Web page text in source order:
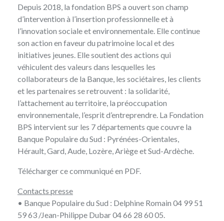
Depuis 2018, la fondation BPS a ouvert son champ
d’intervention à l’insertion professionnelle et à
l’innovation sociale et environnementale. Elle continue
son action en faveur du patrimoine local et des
initiatives jeunes. Elle soutient des actions qui
véhiculent des valeurs dans lesquelles les
collaborateurs de la Banque, les sociétaires, les clients
et les partenaires se retrouvent : la solidarité,
l’attachement au territoire, la préoccupation
environnementale, l’esprit d’entreprendre. La Fondation
BPS intervient sur les 7 départements que couvre la
Banque Populaire du Sud : Pyrénées-Orientales,
Hérault, Gard, Aude, Lozère, Ariège et Sud-Ardèche.
Téléchargerce communiqué en PDF.
Contacts presse
• Banque Populaire du Sud : Delphine Romain 04 99 51
59 63 /Jean-Philippe Dubar 04 66 28 60 05.